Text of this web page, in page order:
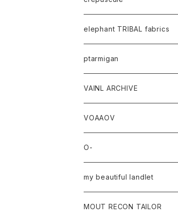
elephant TRIBAL fabrics
ptarmigan
VAINL ARCHIVE
VOAAOV
O-
my beautiful landlet
MOUT RECON TAILOR